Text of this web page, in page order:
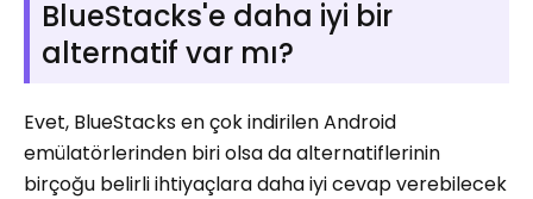
BlueStacks'e daha iyi bir
alternatif var mı?
Evet, BlueStacks en çok indirilen Android
emülatörlerinden biri olsa da alternatiflerinin
birçoğu belirli ihtiyaçlara daha iyi cevap verebilecek